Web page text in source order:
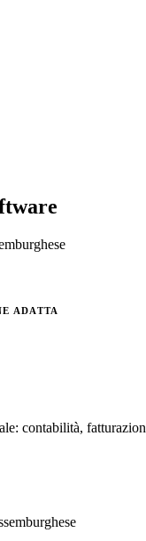
ADATTA
contabilità,